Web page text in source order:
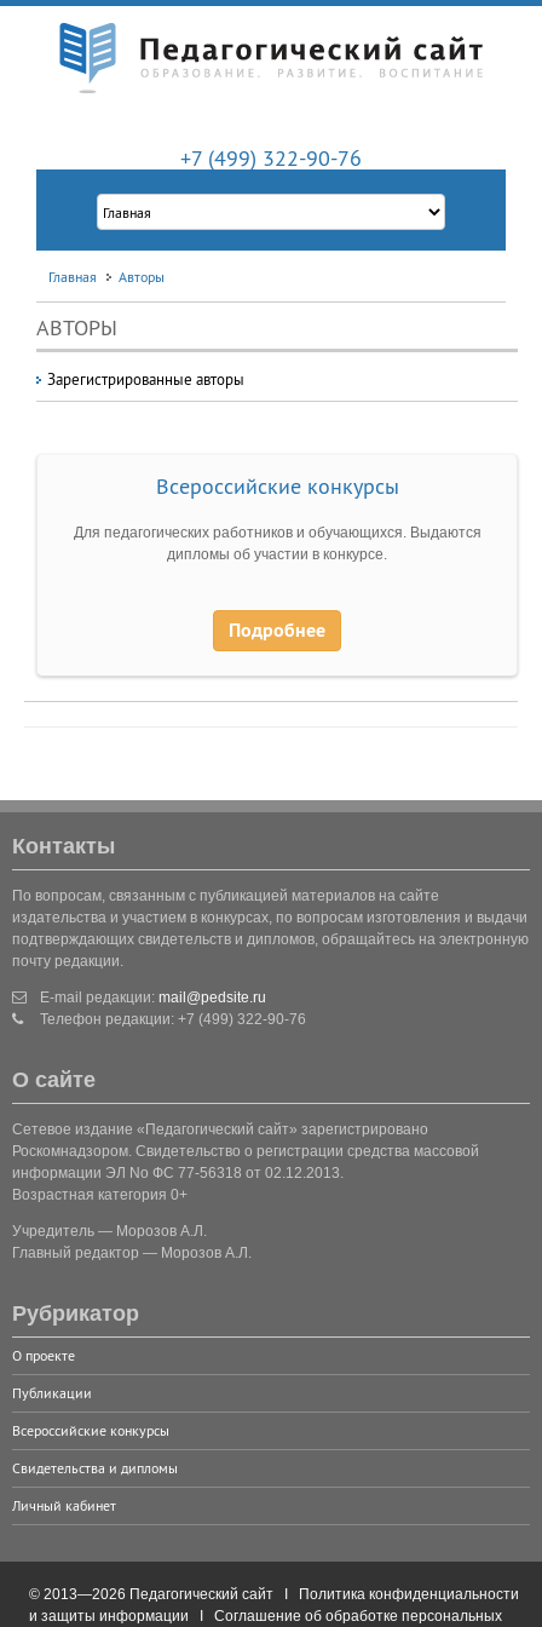
+7 (499) 322-90-76
Главная Авторы
АВТОРЫ
Зарегистрированные авторы
Всероссийские конкурсы
Для педагогических работников и обучающихся. Выдаются
дипломы об участии в конкурсе.
Подробнее
Контакты
По вопросам, связанным с публикацией материалов на сайте
издательства и участием в конкурсах, по вопросам изготовления и выдачи
подтверждающих свидетельств и дипломов, обращайтесь на электронную
почту редакции.
E-mail редакции: mail@pedsite.ru
Телефон редакции: +7 (499) 322-90-76
О сайте
Сетевое издание «Педагогический сайт» зарегистрировано
Роскомнадзором. Свидетельство о регистрации средства массовой
информации ЭЛ No ФС 77-56318 от 02.12.2013.
Возрастная категория 0+
Учредитель — Морозов А.Л.
Главный редактор — Морозов А.Л.
Рубрикатор
О проекте
Публикации
Всероссийские конкурсы
Свидетельства и дипломы
Личный кабинет
© 2013—2026 Педагогический сайт I
Политика конфиденциальности
и защиты информации
Соглашение об обработке персональных